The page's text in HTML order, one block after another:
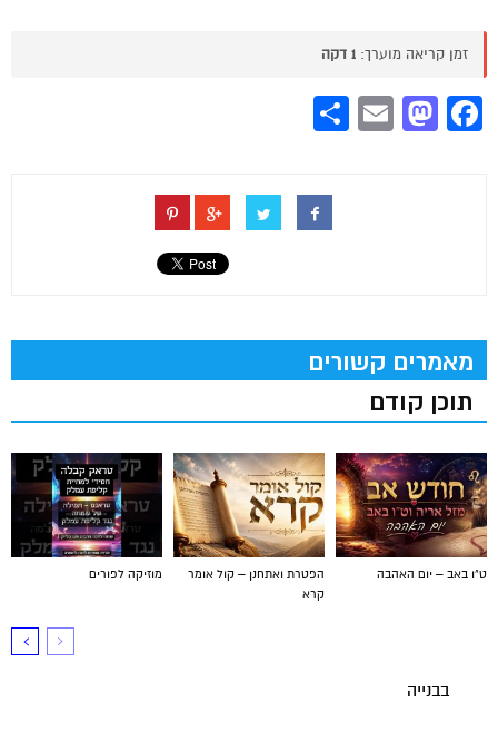
זמן קריאה מוערך: 1 דקה
Facebook
Mastodon
Email
מאמרים קשורים
תוכן קודם
מוזיקה לפורים
הפטרת ואתחנן – קול אומר
קרא
ט"ו באב – יום האהבה
בבנייה